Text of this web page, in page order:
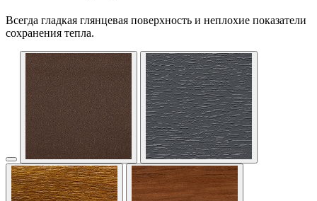
Всегда гладкая глянцевая поверхность и неплохие показатели
сохранения тепла.